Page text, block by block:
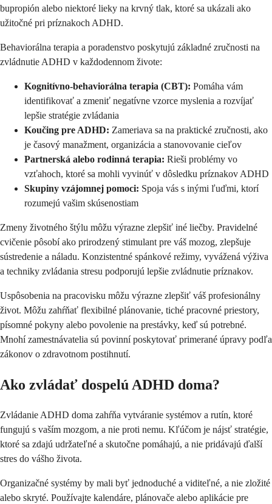
bupropión alebo niektoré lieky na krvný tlak, ktoré sa ukázali ako
užitočné pri príznakoch ADHD.
Behaviorálna terapia a poradenstvo poskytujú základné zručnosti na
zvládnutie ADHD v každodennom živote:
Kognitívno-behaviorálna terapia (CBT): Pomáha vám
identifikovať a zmeniť negatívne vzorce myslenia a rozvíjať
lepšie stratégie zvládania
Koučing pre ADHD: Zameriava sa na praktické zručnosti, ako
je časový manažment, organizácia a stanovovanie cieľov
Partnerská alebo rodinná terapia: Rieši problémy vo
vzťahoch, ktoré sa mohli vyvinúť v dôsledku príznakov ADHD
Skupiny vzájomnej pomoci: Spoja vás s inými ľuďmi, ktorí
rozumejú vašim skúsenostiam
Zmeny životného štýlu môžu výrazne zlepšiť iné liečby. Pravidelné
cvičenie pôsobí ako prirodzený stimulant pre váš mozog, zlepšuje
sústredenie a náladu. Konzistentné spánkové režimy, vyvážená výživa
a techniky zvládania stresu podporujú lepšie zvládnutie príznakov.
Uspôsobenia na pracovisku môžu výrazne zlepšiť váš profesionálny
život. Môžu zahŕňať flexibilné plánovanie, tiché pracovné priestory,
písomné pokyny alebo povolenie na prestávky, keď sú potrebné.
Mnohí zamestnávatelia sú povinní poskytovať primerané úpravy podľa
zákonov o zdravotnom postihnutí.
Ako zvládať dospelú ADHD doma?
Zvládanie ADHD doma zahŕňa vytváranie systémov a rutín, ktoré
fungujú s vaším mozgom, a nie proti nemu. Kľúčom je nájsť stratégie,
ktoré sa zdajú udržateľné a skutočne pomáhajú, a nie pridávajú ďalší
stres do vášho života.
Organizačné systémy by mali byť jednoduché a viditeľné, a nie zložité
alebo skryté. Používajte kalendáre, plánovače alebo aplikácie pre